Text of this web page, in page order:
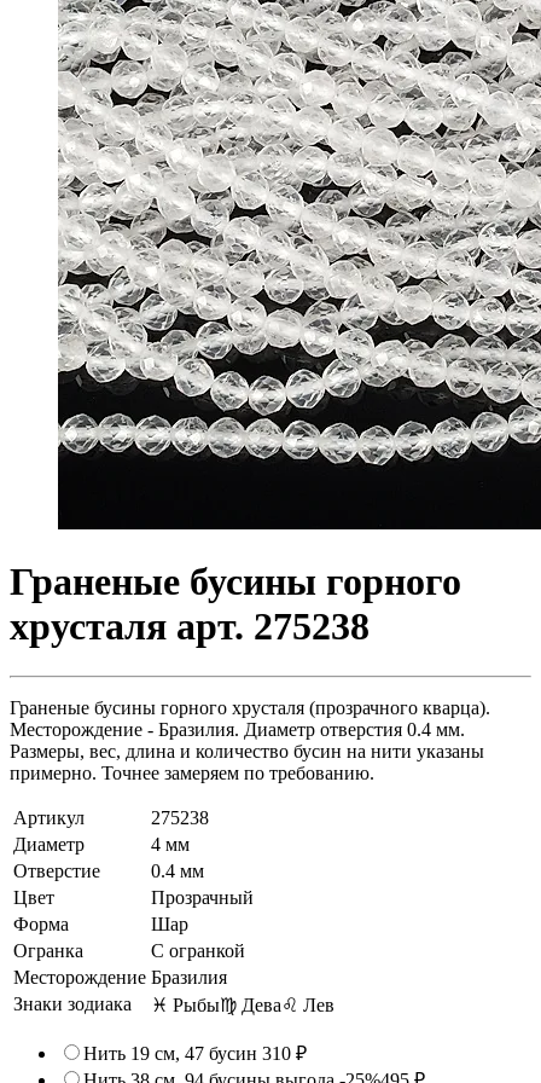
Граненые бусины горного
хрусталя арт. 275238
Граненые бусины горного хрусталя (прозрачного кварца).
Месторождение - Бразилия. Диаметр отверстия 0.4 мм.
Размеры, вес, длина и количество бусин на нити указаны
примерно. Точнее замеряем по требованию.
Артикул
275238
Диаметр
4 мм
Отверстие
0.4 мм
Цвет
Прозрачный
Форма
Шар
Огранка
С огранкой
Месторождение Бразилия
Знаки зодиака
♓ Рыбы♍ Дева♌ Лев
Нить 19 см, 47 бусин 310 ₽